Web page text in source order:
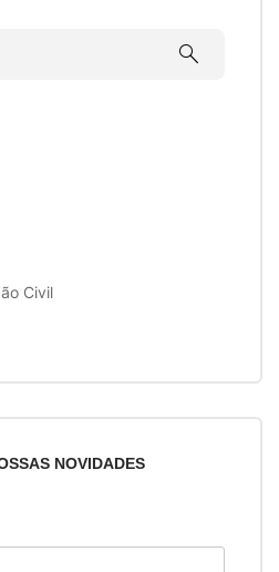
search
Civil
NOVIDADES